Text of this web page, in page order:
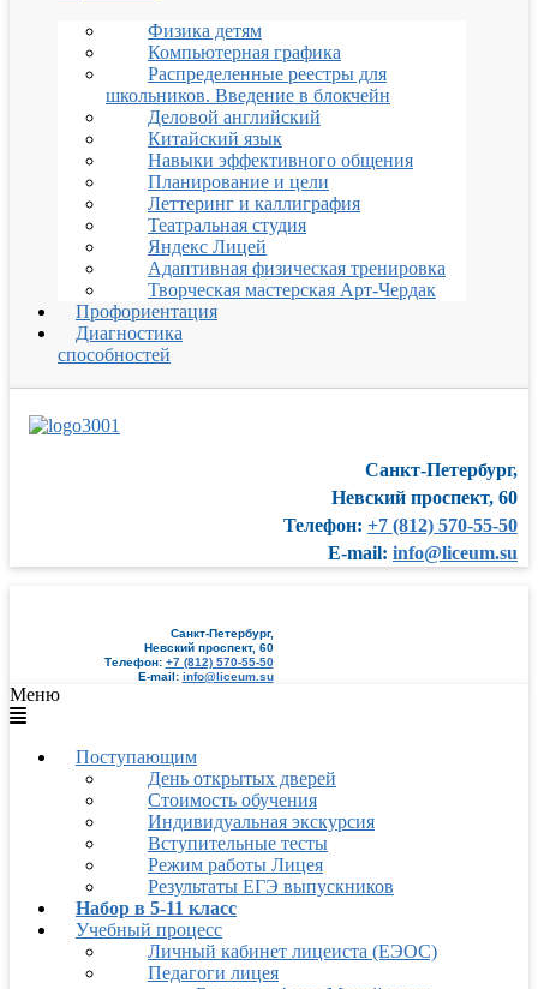
Физика детям
Компьютерная графика
Распределенные реестры для
школьников. Введение в блокчейн
Деловой английский
Китайский язык
Навыки эффективного общения
Планирование и цели
Леттеринг и каллиграфия
Театральная студия
Яндекс Лицей
Адаптивная физическая тренировка
Творческая мастерская Арт-Чердак
Профориентация
Диагностика
способностей
Санкт-Петербург,
Невский проспект, 60
Телефон: +7 (812) 570-55-50
E-mail: info@liceum.su
Санкт-Петербург,
Невский проспект, 60
Телефон: +7 (812) 570-55-50
E-mail: info@liceum.su
Меню
Поступающим
День открытых дверей
Стоимость обучения
Индивидуальная экскурсия
Вступительные тесты
Режим работы Лицея
Результаты ЕГЭ выпускников
Набор в 5-11 класс
Учебный процесс
Личный кабинет лицеиста (ЕЭОС)
Педагоги лицея